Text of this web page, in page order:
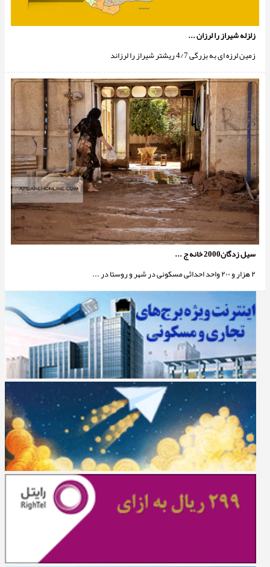
زلزله شیراز را لرزان ...
زمین لرزه ای به بزرگی 4/7 ریشتر شیراز را لرزاند
سیل زدگان2000 خانه ج ...
۲ هزار و ۲۰۰ واحد احداثی مسکونی در شهر و روستا در ...